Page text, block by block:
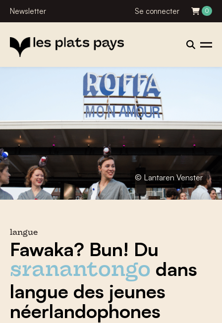
Newsletter Se connecter 0
© Lantaren Venster
langue
Fawaka? Bun! Du
sranantongo dans
langue des jeunes
néerlandophones